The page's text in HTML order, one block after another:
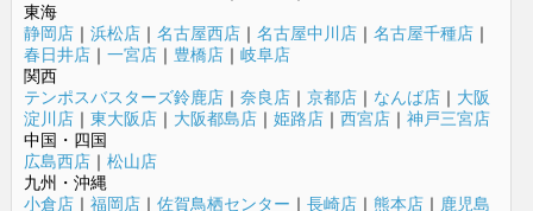
東海
静岡店｜ 浜松店｜ 名古屋西店｜ 名古屋中川店｜ 名古屋千種店｜
春日井店｜ 一宮店｜ 豊橋店｜ 岐阜店
関西
テンポスバスターズ鈴鹿店｜ 奈良店｜ 京都店｜ なんば店｜ 大阪
淀川店｜ 東大阪店｜ 大阪都島店｜ 姫路店｜ 西宮店｜ 神戸三宮店
中国・四国
広島西店｜ 松山店
九州・沖縄
小倉店｜ 福岡店｜ 佐賀鳥栖センター ｜ 長崎店｜ 熊本店｜ 鹿児島